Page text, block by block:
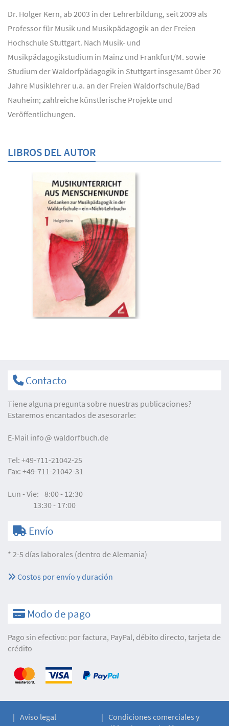
Dr. Holger Kern, ab 2003 in der Lehrerbildung, seit 2009 als
Professor für Musik und Musikpädagogik an der Freien
Hochschule Stuttgart. Nach Musik- und
Musikpädagogikstudium in Mainz und Frankfurt/M. sowie
Studium der Waldorfpädagogik in Stuttgart insgesamt über 20
Jahre Musiklehrer u.a. an der Freien Waldorfschule/Bad
Nauheim; zahlreiche künstlerische Projekte und
Veröffentlichungen.
LIBROS DEL AUTOR
Contacto
Tiene alguna pregunta sobre nuestras publicaciones?
Estaremos encantados de asesorarle:
E-Mail info waldorfbuch.de
Tel: +49-711-21042-25
Fax: +49-711-21042-31
Lun - Vie: 8:00 - 12:30
13:30 - 17:00
Envío
* 2-5 días laborales (dentro de Alemania)
Costos por envío y duración
Modo de pago
Pago sin efectivo: por factura, PayPal, débito directo, tarjeta de
crédito
Aviso legal
Condiciones comerciales y